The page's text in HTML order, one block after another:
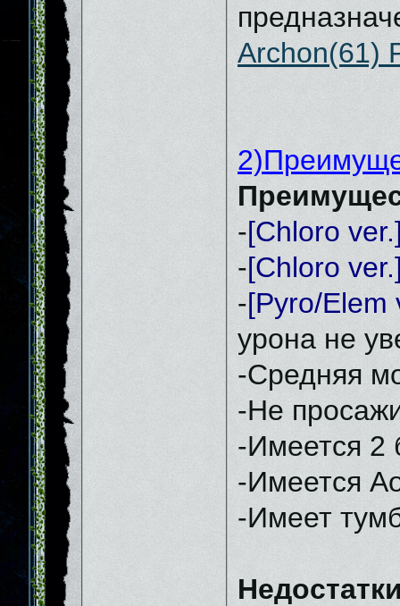
Archon(61)
-[Chloro
-[Chloro
-[Pyro/Elem
урона не
-Средняя
-Не
-Имеется 2
-Имеется
-Имеет